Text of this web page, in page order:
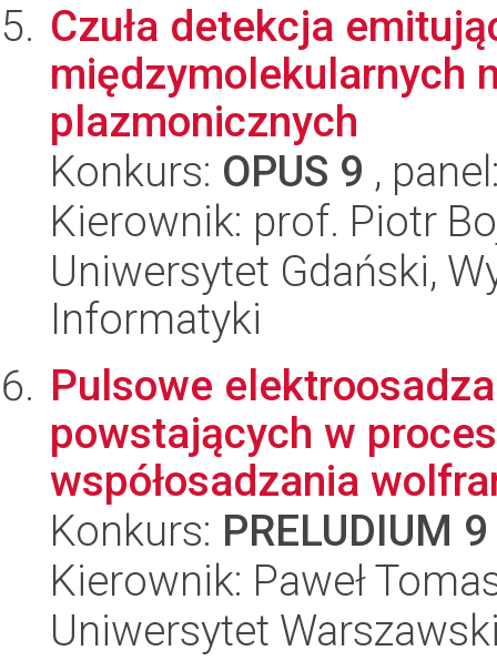
Czuła detekcja
międzymolekularnych
plazmonicznych
Konkurs: OPUS 9 ,
Kierownik: prof. Piotr
Uniwersytet Gdański,
Informatyki
Pulsowe
powstających w
współosadzania
Konkurs: PRELUDIUM 9
Kierownik: Paweł
Uniwersytet